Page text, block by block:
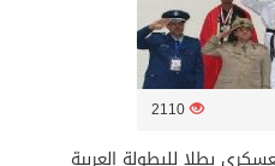
الكويتي
2110
بطلا للبطولة العربية